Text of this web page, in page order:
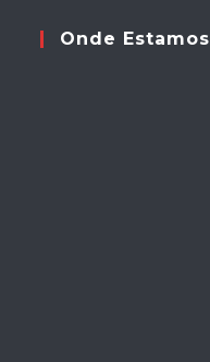
Onde Estamos